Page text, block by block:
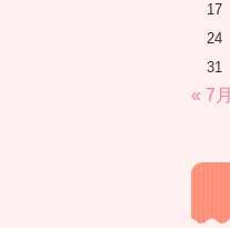
17
24
31
« 7月